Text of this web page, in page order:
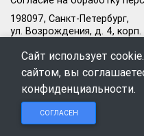
198097, Санкт-Петербург,
ул. Возрождения, д. 4, корп.
Режим работы офиса:
Пн–Пт: 09:00–18:00
+7 (812) 309-98-44
Сайт использует
сайтом, вы
конфиденциальности.
СОГЛАСЕН